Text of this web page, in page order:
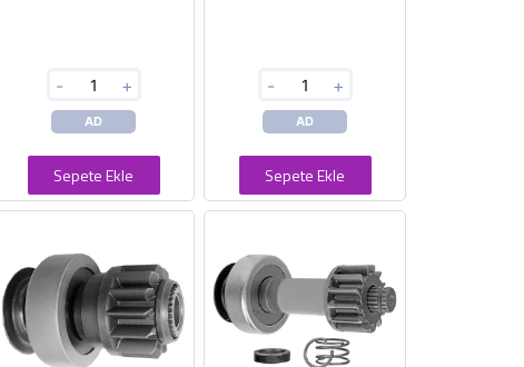
- +
AD
Sepete Ekle
- +
AD
Sepete Ekle